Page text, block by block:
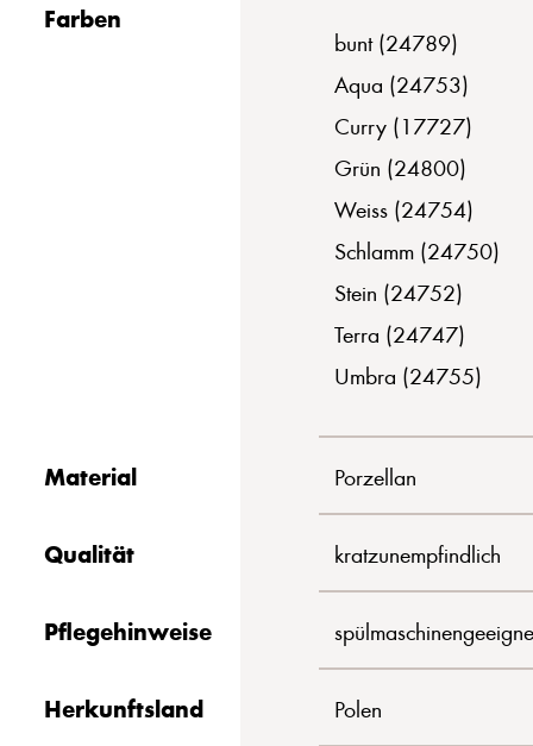
Farben
bunt (24789)
Aqua (24753)
Curry (17727)
Grün (24800)
Weiss (24754)
Schlamm (24750)
Stein (24752)
Terra (24747)
Umbra (24755)
Material Porzellan
Qualität kratzunempfindlich
Pflegehinweise
Herkunftsland Polen